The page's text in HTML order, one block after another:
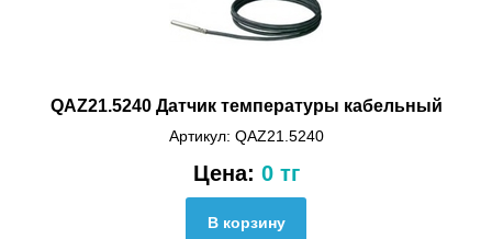
QAZ21.5240 Датчик температуры кабельный
Артикул: QAZ21.5240
Цена: 0 тг